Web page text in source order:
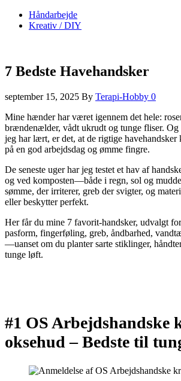
Håndarbejde
Kreativ / DIY
7 Bedste Havehandsker
september 15, 2025 By Terapi-Hobby 0
Mine hænder har været igennem det hele:
brændenælder, vådt ukrudt og tunge fliser. Og
jeg har lært, er det, at de rigtige
på en god arbejdsdag og ømme fingre.
De seneste uger har jeg testet et hav af
og ved komposten—både i regn, sol og
sømme, der irriterer, greb der svigter, og
eller beskytter perfekt.
Her får du mine 7 favorit-handsker, udvalgt
pasform, fingerføling, greb, åndbarhed,
—uanset om du planter sarte stiklinger,
tunge løft.
#1 OS Arbejdshandske
oksehud –Bedste til